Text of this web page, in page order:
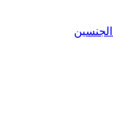
الجنسين